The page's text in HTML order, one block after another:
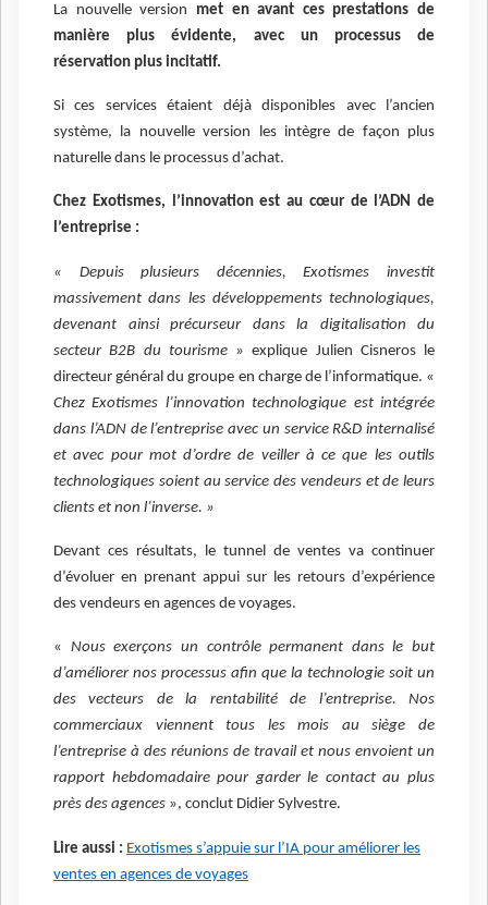
La nouvelle version met en avant ces prestations de
manière plus évidente, avec un processus de
réservation plus incitatif.
Si ces services étaient déjà disponibles avec l’ancien
système, la nouvelle version les intègre de façon plus
naturelle dans le processus d’achat.
Chez Exotismes, l’innovation est au cœur de l’ADN de
l’entreprise :
« Depuis plusieurs décennies, Exotismes investit
massivement dans les développements technologiques,
devenant ainsi précurseur dans la digitalisation du
secteur B2B du tourisme» explique Julien Cisneros le
directeur général du groupe en charge de l’informatique. «
Chez Exotismes l’innovation technologique est intégrée
dans l’ADN de l’entreprise avec un service R&D internalisé
et avec pour mot d’ordre de veiller à ce que les outils
technologiques soient au service des vendeurs et de leurs
clients et non l’inverse. »
Devant ces résultats, le tunnel de ventes va continuer
d’évoluer en prenant appui sur les retours d’expérience
des vendeurs en agences de voyages.
« Nous exerçons un contrôle permanent dans le but
d’améliorer nos processus afin que la technologie soit un
des vecteurs de la rentabilité de l’entreprise. Nos
commerciaux viennent tous les mois au siège de
l’entreprise à des réunions de travail et nous envoient un
rapport hebdomadaire pour garder le contact au plus
près des agences », conclut Didier Sylvestre.
Lire aussi : Exotismes s’appuie sur l’IA pour améliorer les
ventes en agences de voyages